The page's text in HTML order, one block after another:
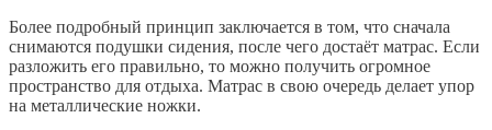
Более подробный принцип заключается в том, что сначала
снимаются подушки сидения, после чего достаёт матрас. Если
разложить его правильно, то можно получить огромное
пространство для отдыха. Матрас в свою очередь делает упор
на металлические ножки.